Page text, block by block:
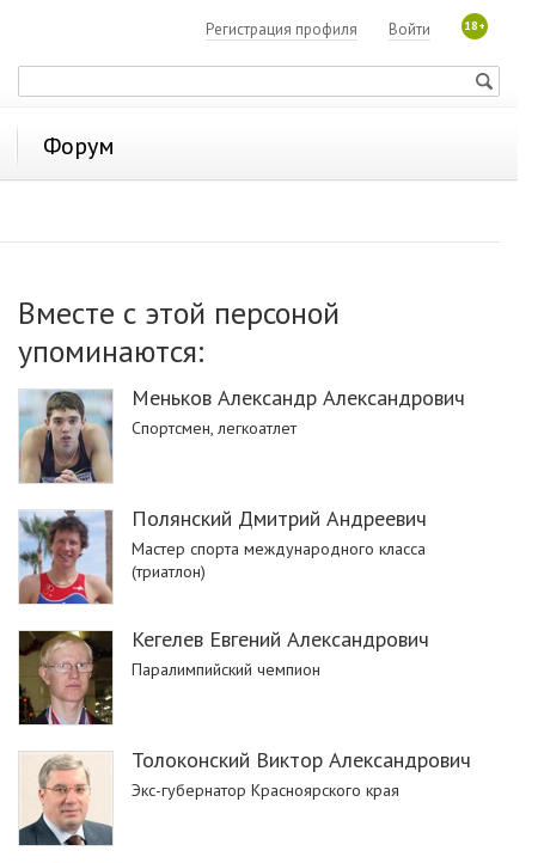
18+
Войти
Регистрация профиля
Форум
Вместе с этой персоной
упоминаются:
Меньков Александр Александрович
Спортсмен, легкоатлет
Полянский Дмитрий Андреевич
Мастер спорта международного класса
(триатлон)
Кегелев Евгений Александрович
Паралимпийский чемпион
Толоконский Виктор Александрович
Экс-губернатор Красноярского края